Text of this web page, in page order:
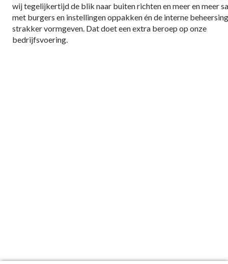
wij tegelijkertijd de blik naar buiten richten en meer en meer
met burgers en instellingen oppakken én de interne beheersing
strakker vormgeven. Dat doet een extra beroep op onze
bedrijfsvoering.